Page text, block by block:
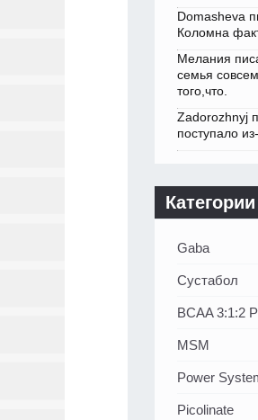
Domasheva
Коломна
Мелания
семья
того,что.
Zadorozhnyj
поступало
Категории
Gaba
Сустабол
BCAA 3:1:2
MSM
Power
Picolinate